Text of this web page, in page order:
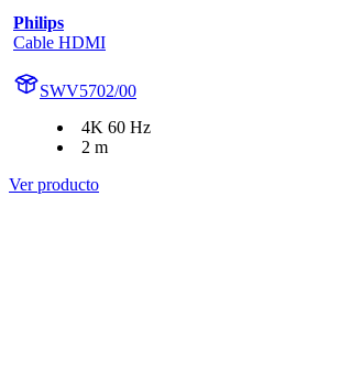
Philips
Cable HDMI
SWV5702/00
4K 60 Hz
2 m
Ver producto